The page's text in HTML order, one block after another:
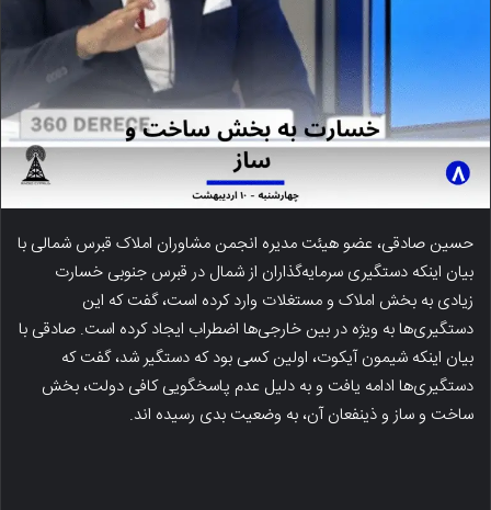
حسین صادقی، عضو هیئت مدیره انجمن مشاوران املاک قبرس شمالی با
بیان اینکه دستگیری سرمایه‌گذاران از شمال در قبرس جنوبی خسارت
زیادی به بخش املاک و مستغلات وارد کرده است، گفت که این
دستگیری‌ها به ویژه در بین خارجی‌ها اضطراب ایجاد کرده است. صادقی با
بیان اینکه شیمون آیکوت، اولین کسی بود که دستگیر شد، گفت که
دستگیری‌ها ادامه یافت و به دلیل عدم پاسخگویی کافی دولت، بخش
ساخت و ساز و ذینفعان آن، به وضعیت بدی رسیده اند.